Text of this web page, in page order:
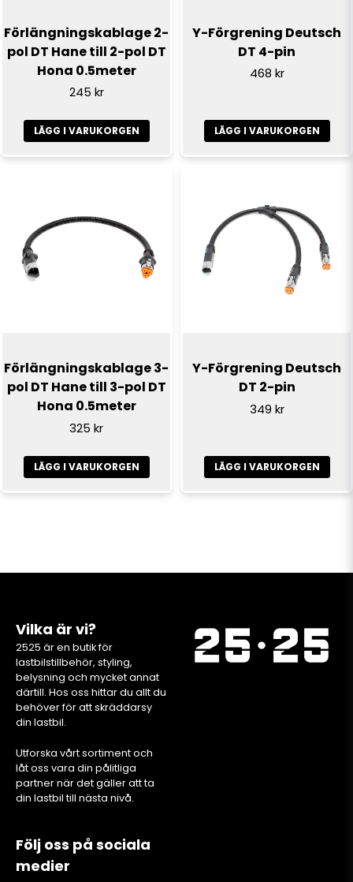
Förlängningskablage 2-
pol DT Hane till 2-pol DT
Hona 0.5meter
245 kr
LÄGG I VARUKORGEN
Y-Förgrening Deutsch
DT 4-pin
468 kr
LÄGG I VARUKORGEN
Förlängningskablage 3-
pol DT Hane till 3-pol DT
Hona 0.5meter
325 kr
LÄGG I VARUKORGEN
Y-Förgrening Deutsch
DT 2-pin
349 kr
LÄGG I VARUKORGEN
Vilka är vi?
2525 är en butik för
lastbilstillbehör, styling,
belysning och mycket annat
därtill. Hos oss hittar du allt du
behöver för att skräddarsy
din lastbil.
Utforska vårt sortiment och
låt oss vara din pålitliga
partner när det gäller att ta
din lastbil till nästa nivå.
Följ oss på sociala
medier